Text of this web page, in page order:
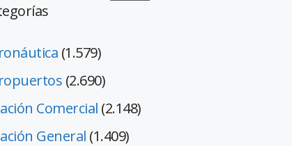
(1.579)
(2.690)
Comercial (2.148)
General (1.409)